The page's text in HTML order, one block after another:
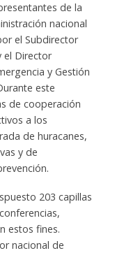
de la
nacional
el Subdirector
el Director
y Gestión
este
de cooperación
a los
de huracanes,
y de
203 capillas
estos fines.
nacional de